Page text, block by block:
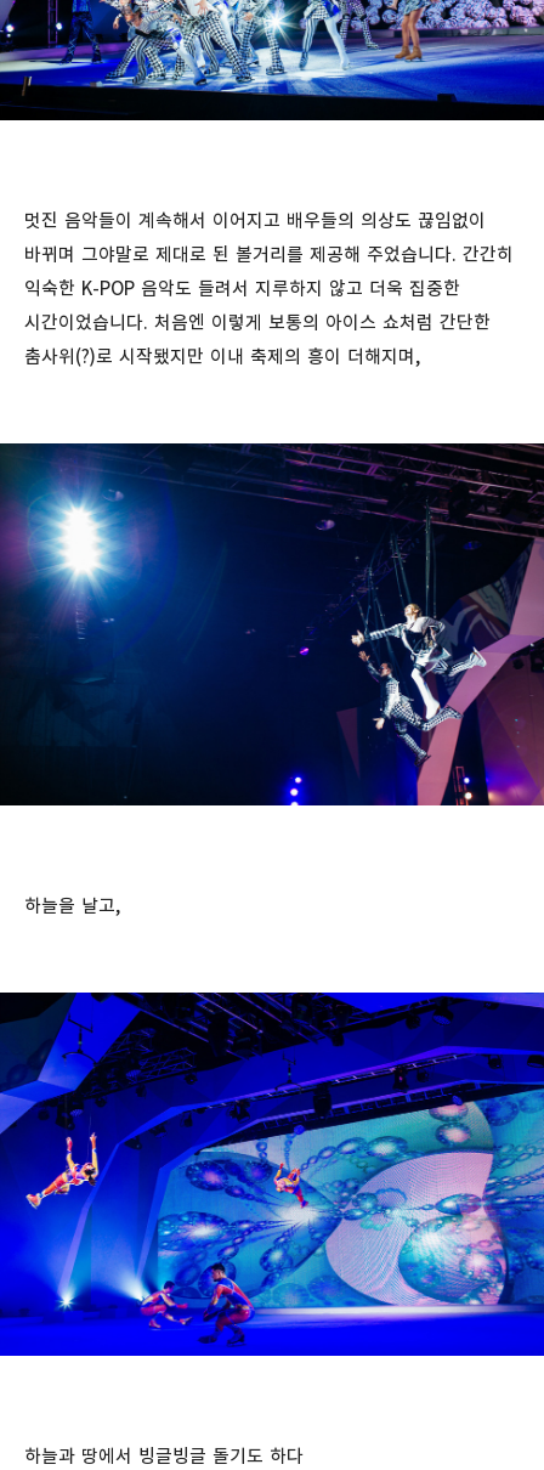
멋진 음악들이 계속해서 이어지고 배우들의 의상도 끊임없이
바뀌며 그야말로 제대로 된 볼거리를 제공해 주었습니다. 간간히
익숙한 K-POP 음악도 들려서 지루하지 않고 더욱 집중한
시간이었습니다. 처음엔 이렇게 보통의 아이스 쇼처럼 간단한
춤사위(?)로 시작됐지만 이내 축제의 흥이 더해지며,
하늘을 날고,
하늘과 땅에서 빙글빙글 돌기도 하다